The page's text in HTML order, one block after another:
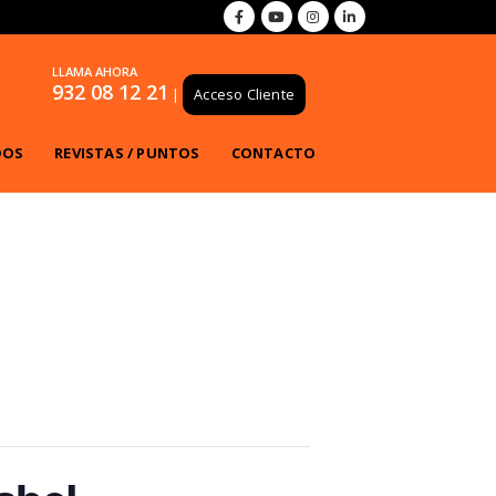
LLAMA AHORA
932 08 12 21 | Acceso Cliente
REVISTAS / PUNTOS CONTACTO